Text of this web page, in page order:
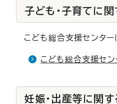
子ども・子育てに
こども総合支援センター
こども総合支援セン
妊娠・出産等に関